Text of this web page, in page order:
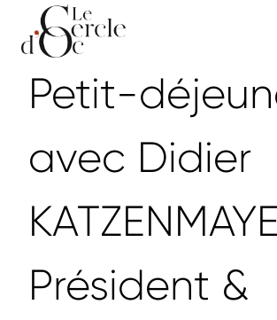
contenu
Petit-
avec Didier
Président &